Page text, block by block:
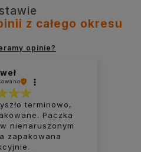
z całego okresu
opinie?
terminowo,
Paczka
nienaruszonym
zapakowana